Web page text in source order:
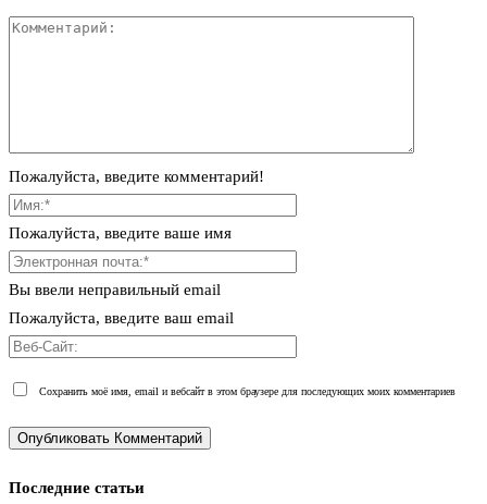
Пожалуйста, введите комментарий!
Пожалуйста, введите ваше имя
Вы ввели неправильный email
Пожалуйста, введите ваш email
Сохранить моё имя, email и вебсайт в этом браузере для последующих моих комментариев
Последние статьи